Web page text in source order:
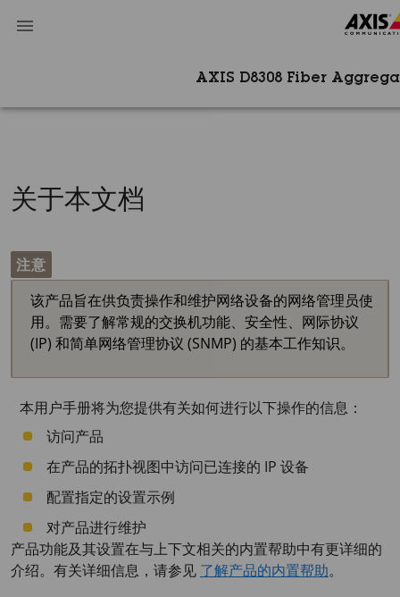
AXIS D8308​ Fiber
关于本文档
注意
该产品旨在供负责操作和维护网络设备的网络管理员使
用。需要了解常规的交换机功能、安全性、网际协议
(IP) 和简单网络管理协议 (SNMP) 的基本工作知识。
本用户手册将为您提供有关如何进行以下操作的信息：
访问产品
在产品的拓扑视图中访问已连接的 IP 设备
配置指定的设置示例
对产品进行维护
产品功能及其设置在与上下文相关的内置帮助中有更详细的
介绍。有关详细信息，请参见 了解产品的内置帮助。